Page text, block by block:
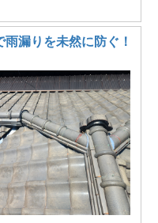
漏りを未然に防ぐ！